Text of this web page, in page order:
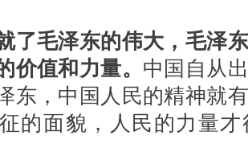
了毛泽东的伟大，毛泽
价值和力量。 中国自从
东，中国人民的精神就
的面貌，人民的力量